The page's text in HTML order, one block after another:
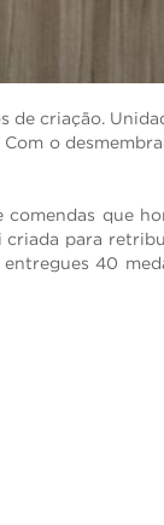
de criação.
o
comendas que
criada para
40